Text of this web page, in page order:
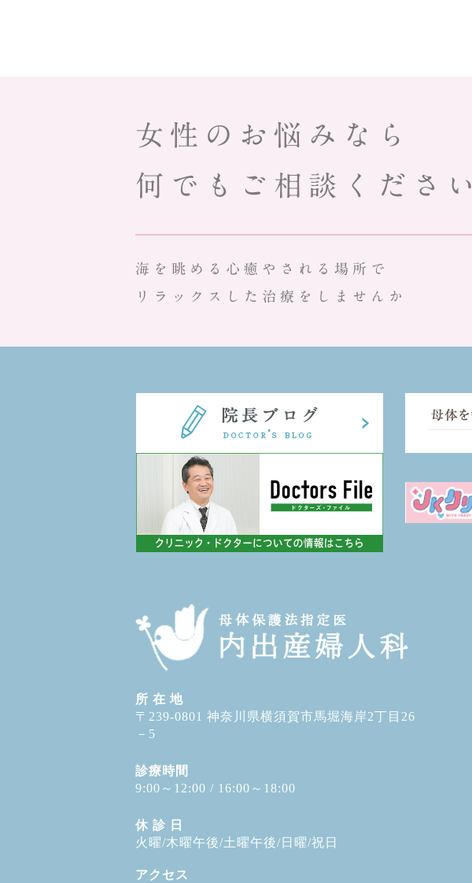
女性のお悩みなら
何でもご相談ください
海を眺める心癒やされる場所で
リラックスした治療をしませんか
所 在 地
〒239-0801 神奈川県横須賀市馬堀海岸2丁目26
－5
診療時間
9:00～12:00 / 16:00～18:00
休 診 日
火曜/木曜午後/土曜午後/日曜/祝日
アクセス